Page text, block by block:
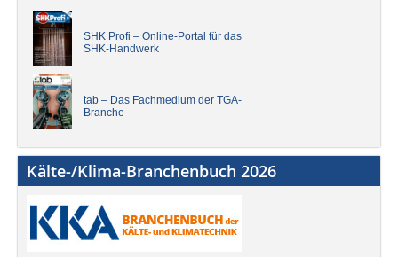
SHK Profi – Online-Portal für das
SHK-Handwerk
tab – Das Fachmedium der TGA-
Branche
Kälte-/Klima-Branchenbuch 2026